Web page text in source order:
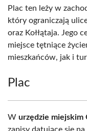
Plac ten leży w
który ograniczają
oraz Kołłątaja. Jego
miejsce tętniące
mieszkańców, jak i
Plac
W urzędzie miejskim